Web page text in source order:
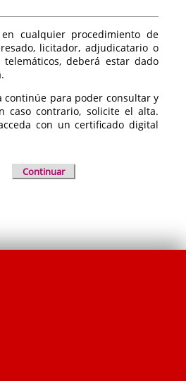
cualquier procedimiento de
licitador, adjudicatario o
deberá estar dado
continúe para poder consultar y
caso contrario, solicite el alta.
con un certificado digital
Continuar